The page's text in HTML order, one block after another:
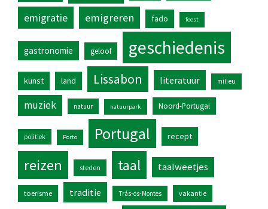
emigratie emigreren fado feest
gastronomie geloof geschiedenis
kunst land Lissabon literatuur milieu
muziek natuur natuurpark Noord-Portugal
politiek Porto Portugal recept
reizen steden taal taalweetjes
toerisme traditie Trás-os-Montes vakantie